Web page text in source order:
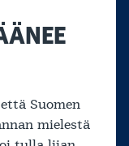
Suomen
mielestä